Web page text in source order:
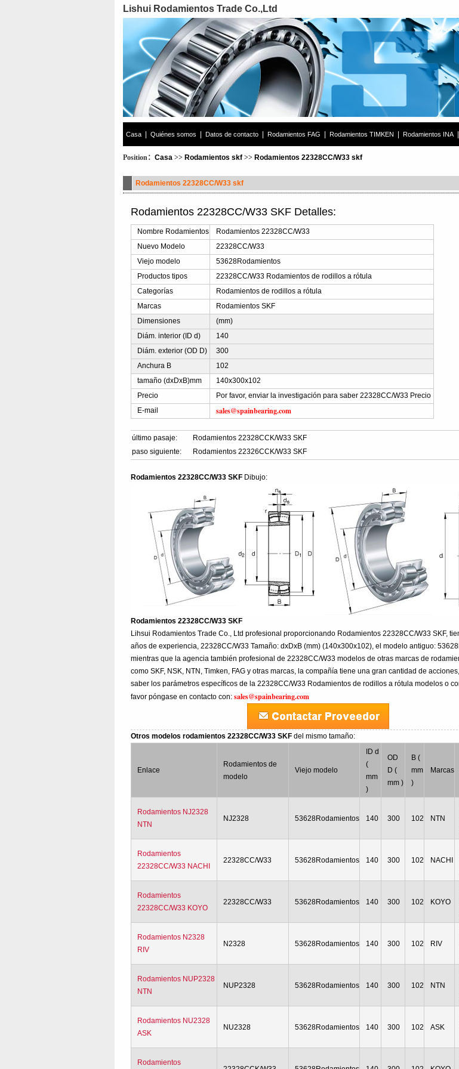
Lishui Rodamientos Trade Co.,Ltd
Casa Quiénes somos Datos de contacto Rodamientos FAG Rodamientos TIMKEN Rodamientos INA
Position： Casa >> Rodamientos skf >> Rodamientos 22328CC/W33 skf
Rodamientos 22328CC/W33 skf
Rodamientos 22328CC/W33 SKF Detalles:
Nombre Rodamientos
Rodamientos 22328CC/W33
Nuevo Modelo
22328CC/W33
Viejo modelo
53628Rodamientos
Productos tipos
22328CC/W33 Rodamientos de rodillos a rótula
Categorías
Rodamientos de rodillos a rótula
Marcas
Rodamientos SKF
Dimensiones
(mm)
Diám. interior (ID d)
140
Diám. exterior (OD D)
300
Anchura B
102
tamaño (dxDxB)mm
140x300x102
Precio
Por favor, enviar la investigación para saber 22328CC/W33 Precio
E-mail
sales@spainbearing.com
último pasaje:
Rodamientos 22328CCK/W33 SKF
paso siguiente:
Rodamientos 22326CCK/W33 SKF
Rodamientos 22328CC/W33 SKF Dibujo:
Rodamientos 22328CC/W33 SKF
Lihsui Rodamientos Trade Co., Ltd profesional proporcionando Rodamientos 22328CC/W33 SKF,
años de experiencia, 22328CC/W33 Tamaño: dxDxB (mm) (140x300x102), el modelo antiguo:
mientras que la agencia también profesional de 22328CC/W33 modelos de otras marcas de
como SKF, NSK, NTN, Timken, FAG y otras marcas, la compañía tiene una gran cantidad de
saber los parámetros específicos de la 22328CC/W33 Rodamientos de rodillos a rótula modelos o
favor póngase en contacto con:sales@spainbearing.com
Otros modelos rodamientos 22328CC/W33 SKFdel mismo tamaño:
Enlace
Rodamientos de
modelo
Viejo modelo
ID d
(
mm
)
OD
D (
mm )
B (
mm
)
Marcas
Rodamientos NJ2328
NTN
NJ2328 53628Rodamientos 140 300 102 NTN
Rodamientos
22328CC/W33 NACHI
22328CC/W33 53628Rodamientos 140 300 102 NACHI
Rodamientos
22328CC/W33 KOYO
22328CC/W33 53628Rodamientos 140 300 102 KOYO
Rodamientos N2328
RIV
N2328 53628Rodamientos 140 300 102 RIV
Rodamientos NUP2328
NTN
NUP2328 53628Rodamientos 140 300 102 NTN
Rodamientos NU2328
ASK
NU2328 53628Rodamientos 140 300 102 ASK
Rodamientos